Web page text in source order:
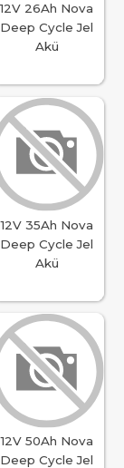
12V 26Ah Nova
Deep Cycle Jel
Akü
12V 35Ah Nova
Deep Cycle Jel
Akü
12V 50Ah Nova
Deep Cycle Jel